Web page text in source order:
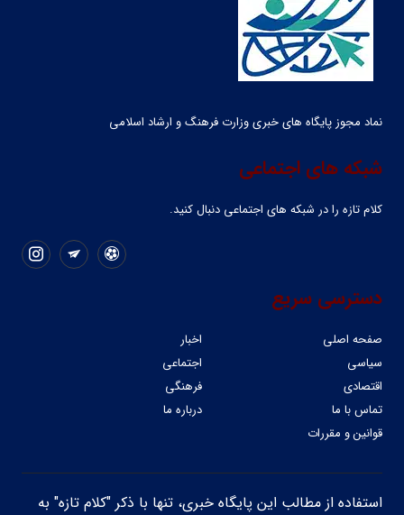
نماد مجوز پایگاه های خبری وزارت فرهنگ و ارشاد اسلامی
شبکه های اجتماعی
کلام تازه را در شبکه ‌های اجتماعی دنبال کنید.
دسترسی سریع
صفحه اصلی
اخبار
سیاسی
اجتماعی
اقتصادی
فرهنگی
تماس با ما
درباره ما
قوانین و مقررات
استفاده از مطالب این پایگاه خبری، تنها با ذکر "کلام تازه" به